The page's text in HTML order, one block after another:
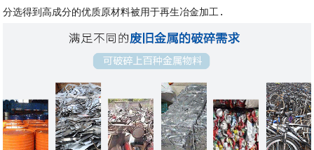
分选得到高成分的优质原材料被用于再生冶金加工.